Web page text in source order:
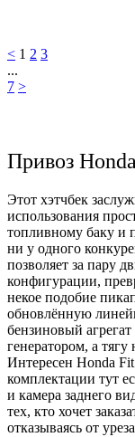
< 1 2 3
...
7 >
Привоз
Этот хэтчбек
использования
топливному баку и
ни у одного
позволяет за пару
конфигурации,
некое подобие
обновлённую
бензиновый
генератором, а тягу
Интересен Honda
комплектации тут
и камера заднего
тех, кто хочет
отказываясь от